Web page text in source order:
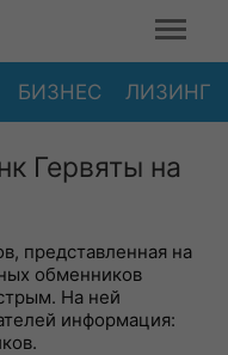
БИЗНЕС ЛИЗИНГ
Гервяты на
представленная на
обменников
На ней
информация: